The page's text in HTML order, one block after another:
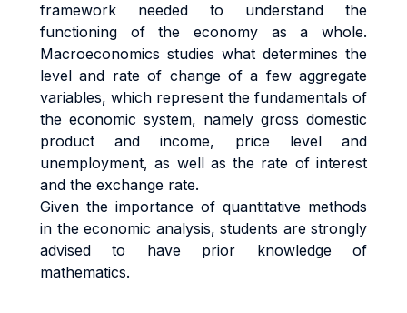
framework needed to understand the
functioning of the economy as a whole.
Macroeconomics studies what determines the
level and rate of change of a few aggregate
variables, which represent the fundamentals of
the economic system, namely gross domestic
product and income, price level and
unemployment, as well as the rate of interest
and the exchange rate.
Given the importance of quantitative methods
in the economic analysis, students are strongly
advised to have prior knowledge of
mathematics.